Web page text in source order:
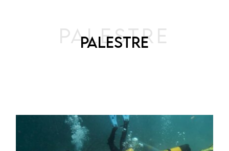
PALESTRE
PALESTRE